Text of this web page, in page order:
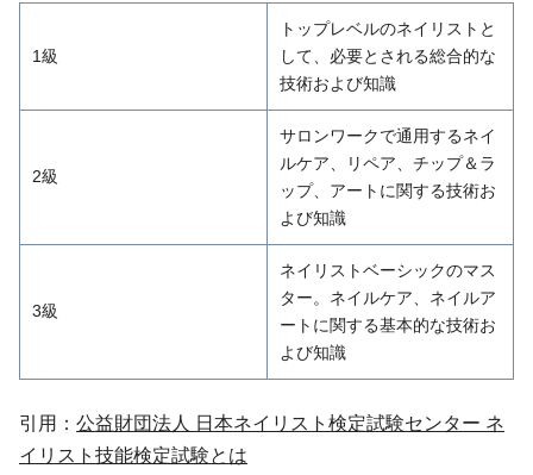
1級
トップレベルのネイリストと
して、必要とされる総合的な
技術および知識
2級
サロンワークで通用するネイ
ルケア、リペア、チップ＆ラ
ップ、アートに関する技術お
よび知識
3級
ネイリストベーシックのマス
ター。ネイルケア、ネイルア
ートに関する基本的な技術お
よび知識
引用： 公益財団法人 日本ネイリスト検定試験センター ネ
イリスト技能検定試験とは